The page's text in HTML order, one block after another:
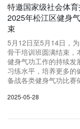
特邀国家级社会体
2025年松江区健身
束
5月12日至5月14日，
骨干培训班圆满结束，
健身气功工作的持续发
习练水平，培养更多的
备战各类健身气功比赛
2025-05-28